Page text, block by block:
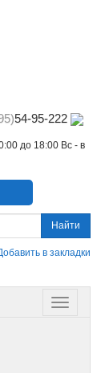
54-95-222
до 18:00 Вс - в
Найти
в закладки